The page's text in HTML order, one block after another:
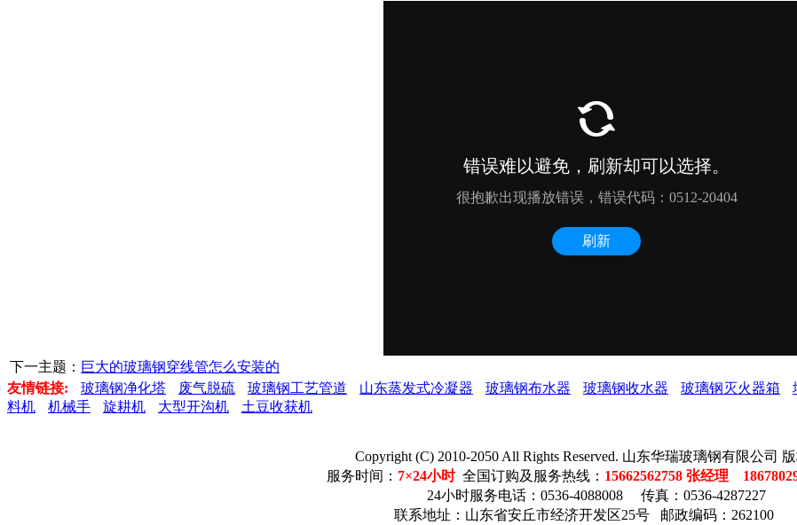
下一主题： 巨大的玻璃钢穿线管怎么安装的
友情链接:
玻璃钢净化塔 废气脱硫 玻璃钢工艺管道 山东蒸发式冷凝器 玻璃钢布水器 玻璃钢收水器 玻璃钢灭火器箱
料机
机械手 旋耕机 大型开沟机 土豆收获机
Copyright (C) 2010-2050 All Rights Reserved. 山东华瑞玻璃钢有限公司
服务时间： 7×24小时全国订购及服务热线： 15662562758 张经理
24小时服务电话：0536-4088008 传真：0536-4287227
联系地址：山东省安丘市经济开发区25号 邮政编码：262100